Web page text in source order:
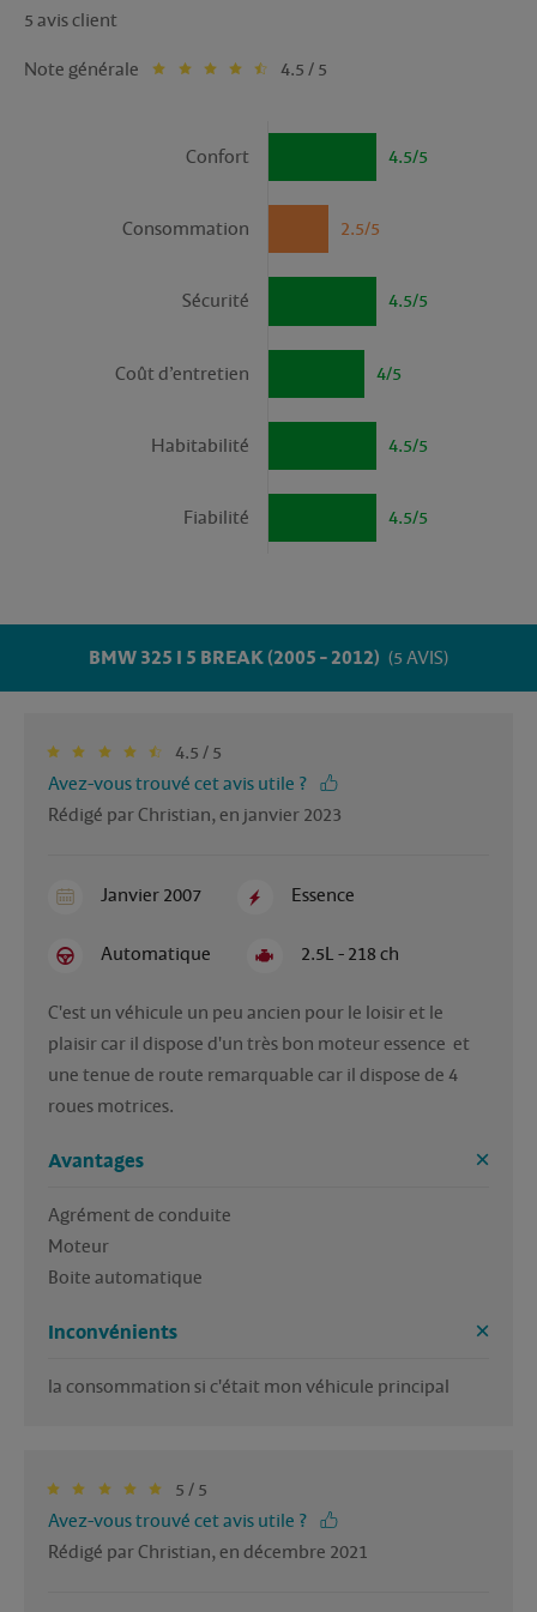
5 avis client
Note générale 4.5 / 5
4.5/5
Confort
2.5/5
Consommation
4.5/5
Sécurité
4/5
Coût d’entretien
4.5/5
Habitabilité
4.5/5
Fiabilité
BMW 325 I 5 BREAK (2005 - 2012) (5 AVIS)
4.5 / 5
Avez-vous trouvé cet avis utile ?
Rédigé par Christian, en janvier 2023
Janvier 2007 Essence
Automatique 2.5L - 218 ch
C'est un véhicule un peu ancien pour le loisir et le
plaisir car il dispose d'un très bon moteur essence  et
une tenue de route remarquable car il dispose de 4
roues motrices.
Avantages
Agrément de conduite
Moteur
Boite automatique
Inconvénients
la consommation si c'était mon véhicule principal
5 / 5
Avez-vous trouvé cet avis utile ?
Rédigé par Christian, en décembre 2021